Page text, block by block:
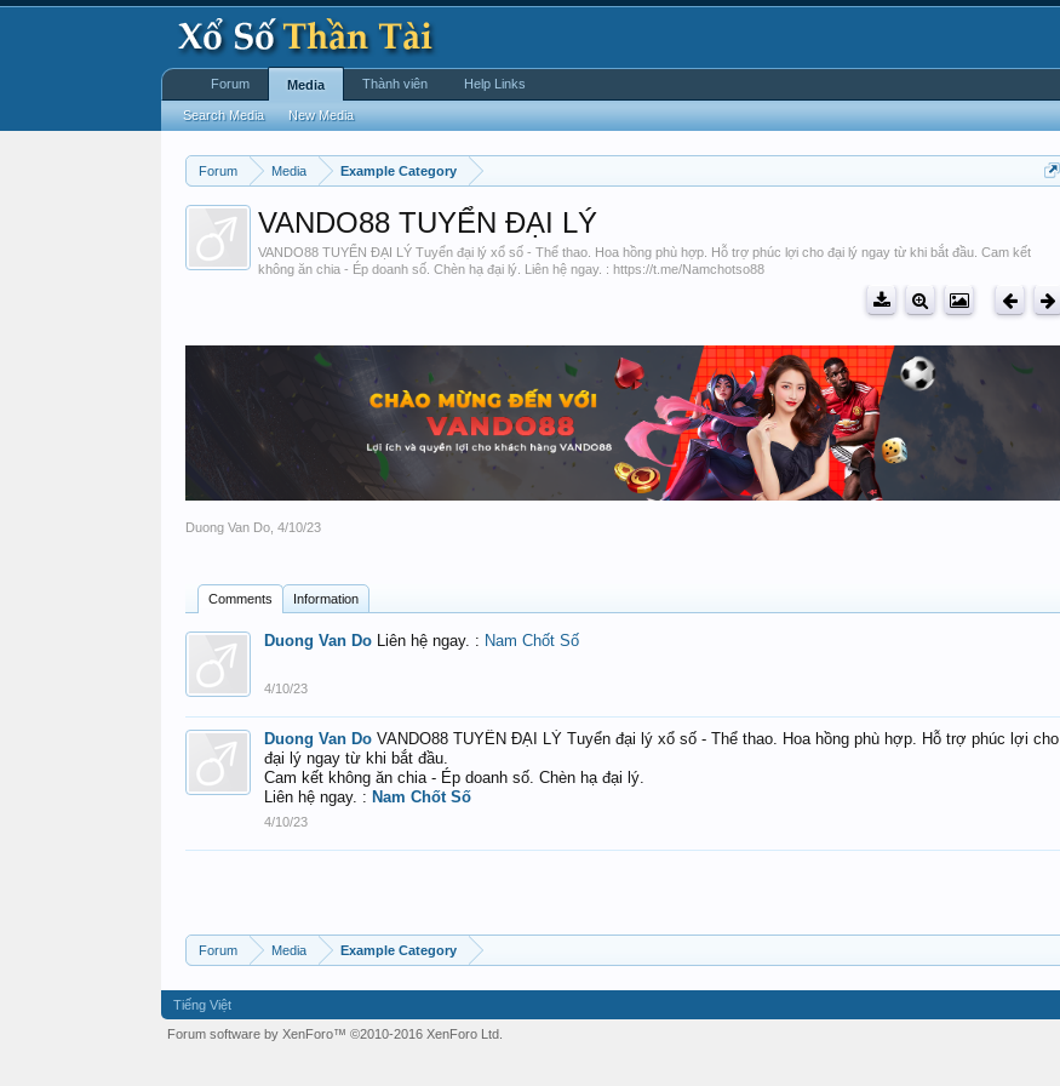
Forum Media Example Category
VANDO88 TUYỂN ĐẠI LÝ
VANDO88 TUYỂN ĐẠI LÝ Tuyển đại lý xổ số - Thể thao. Hoa hồng phù hợp. Hỗ trợ phúc lợi cho đại lý ngay từ khi bắt đầu. Cam kết
không ăn chia - Ép doanh số. Chèn hạ đại lý. Liên hệ ngay. : https://t.me/Namchotso88
Duong Van Do 4/10/23
Comments Information
Duong Van Do Liên hệ ngay. : Nam Chốt Số
4/10/23
Duong Van Do VANDO88 TUYỂN ĐẠI LÝ Tuyển đại lý xổ số - Thể thao. Hoa hồng phù hợp. Hỗ trợ phúc lợi cho
đại lý ngay từ khi bắt đầu.
Cam kết không ăn chia - Ép doanh số. Chèn hạ đại lý.
Liên hệ ngay. : Nam Chốt Số
4/10/23
Forum Media Example Category
Forum Media
Search Media New Media
Thành viên Help Links
Tiếng Việt
Forum software by XenForo™ ©2010-2016 XenForo Ltd.